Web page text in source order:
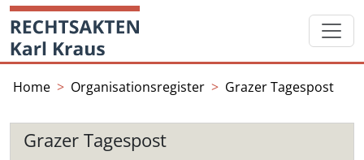
Skip
content
Startseite
Home Organisationsregister Grazer Tagespost
Grazer Tagespost